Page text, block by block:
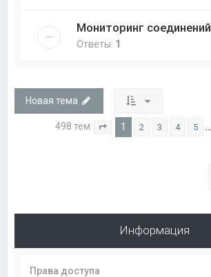
Мониторинг соединений
Ответы: 1
Новая тема
498 тем Страница из 20
1 2 3 4 5
Информация
Права доступа